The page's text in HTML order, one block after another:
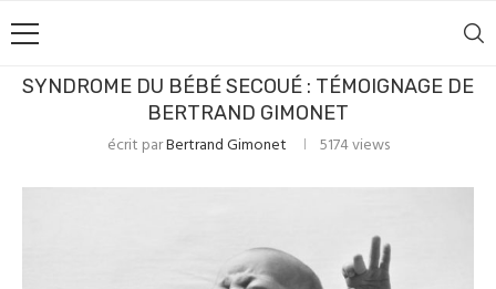
SYNDROME DU BÉBÉ SECOUÉ : TÉMOIGNAGE DE
BERTRAND GIMONET
écrit parBertrand Gimonet 5174views